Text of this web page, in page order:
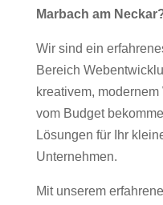
Marbach am
Wir sind ein
Bereich
kreativem,
vom Budget
Lösungen für Ihr
Unternehmen.
Mit unserem